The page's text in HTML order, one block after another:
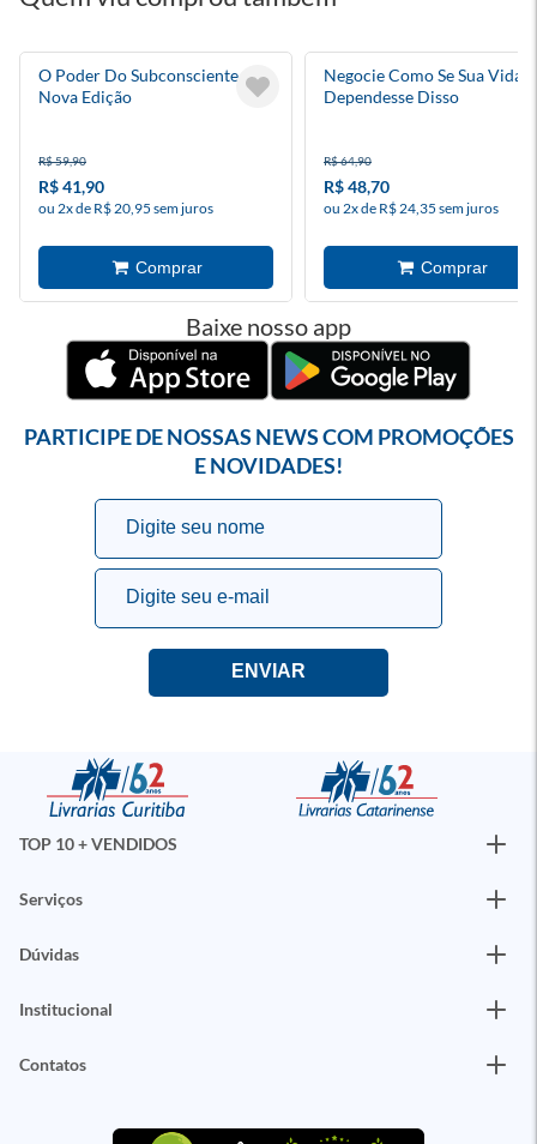
O Poder Do Subconsciente -
Nova Edição
R$ 59,90
R$ 41,90
ou 2x de R$ 20,95 sem juros
Negocie Como Se Sua Vida
Dependesse Disso
R$ 64,90
R$ 48,70
ou 2x de R$ 24,35 sem juros
Baixe nosso app
PARTICIPE DE NOSSAS NEWS COM PROMOÇÕES
E NOVIDADES!
TOP 10 + VENDIDOS
Serviços
Dúvidas
Institucional
Contatos